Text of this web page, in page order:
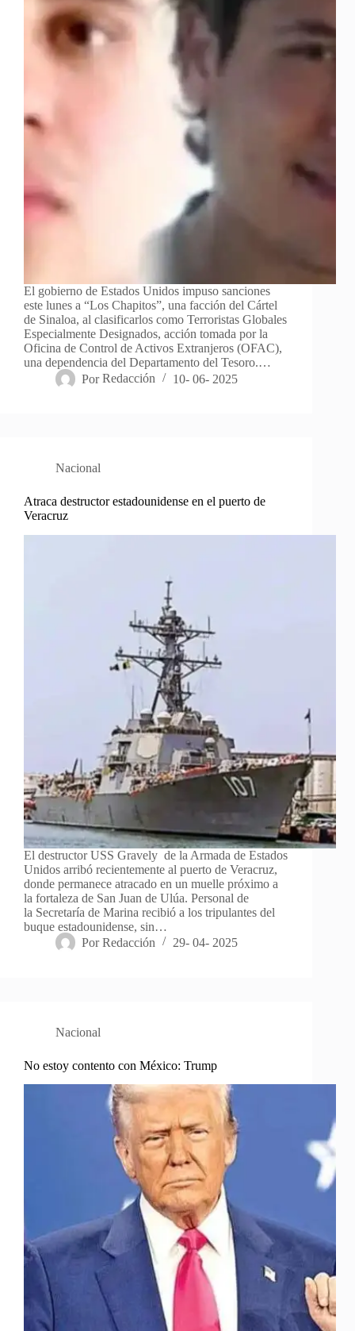
El gobierno de Estados Unidos impuso sanciones
este lunes a “Los Chapitos”, una facción del Cártel
de Sinaloa, al clasificarlos como Terroristas Globales
Especialmente Designados, acción tomada por la
Oficina de Control de Activos Extranjeros (OFAC),
una dependencia del Departamento del Tesoro.…
Por Redacción 10- 06- 2025
Nacional
Atraca destructor estadounidense en el puerto de
Veracruz
El destructor USS Gravely de la Armada de Estados
Unidos arribó recientemente al puerto de Veracruz,
donde permanece atracado en un muelle próximo a
la fortaleza de San Juan de Ulúa. Personal de
la Secretaría de Marina recibió a los tripulantes del
buque estadounidense, sin…
Por Redacción 29- 04- 2025
Nacional
No estoy contento con México: Trump